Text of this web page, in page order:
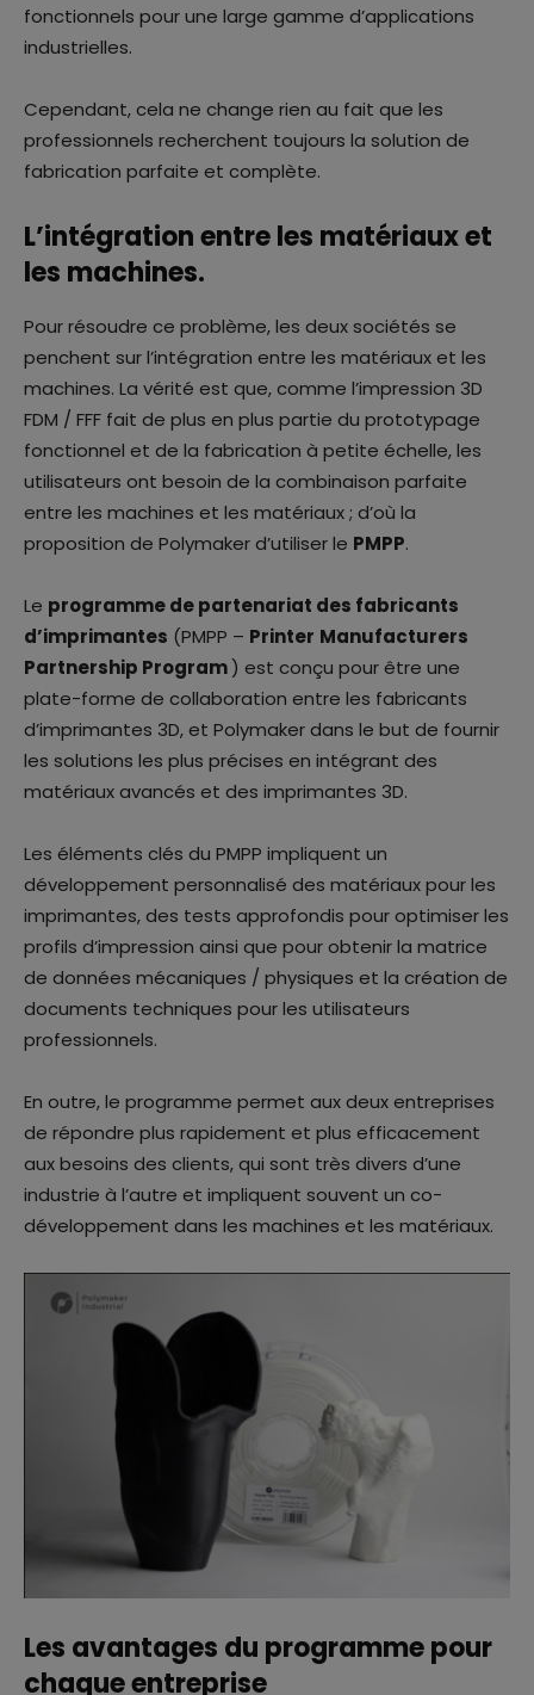
fonctionnels pour une large gamme d’applications
industrielles.
Cependant, cela ne change rien au fait que les
professionnels recherchent toujours la solution de
fabrication parfaite et complète.
L’intégration entre les matériaux et
les machines.
Pour résoudre ce problème, les deux sociétés se
penchent sur l’intégration entre les matériaux et les
machines. La vérité est que, comme l’impression 3D
FDM / FFF fait de plus en plus partie du prototypage
fonctionnel et de la fabrication à petite échelle, les
utilisateurs ont besoin de la combinaison parfaite
entre les machines et les matériaux ; d’où la
proposition de Polymaker d’utiliser le PMPP.
Le programme de partenariat des fabricants
d’imprimantes (PMPP – Printer Manufacturers
Partnership Program) est conçu pour être une
plate-forme de collaboration entre les fabricants
d’imprimantes 3D, et Polymaker dans le but de fournir
les solutions les plus précises en intégrant des
matériaux avancés et des imprimantes 3D.
Les éléments clés du PMPP impliquent un
développement personnalisé des matériaux pour les
imprimantes, des tests approfondis pour optimiser les
profils d’impression ainsi que pour obtenir la matrice
de données mécaniques / physiques et la création de
documents techniques pour les utilisateurs
professionnels.
En outre, le programme permet aux deux entreprises
de répondre plus rapidement et plus efficacement
aux besoins des clients, qui sont très divers d’une
industrie à l’autre et impliquent souvent un co-
développement dans les machines et les matériaux.
Les avantages du programme pour
chaque entreprise